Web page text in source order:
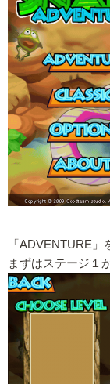
「ADVENTURE」
まずはステージ１